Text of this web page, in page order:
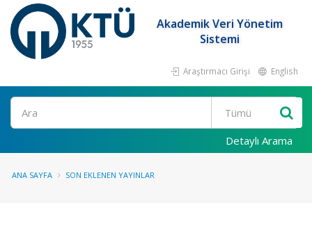
Akademik Veri Yönetim
Sistemi
Araştırmacı Girişi English
Ara
Detaylı Arama
ANA SAYFA SON EKLENEN YAYINLAR